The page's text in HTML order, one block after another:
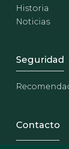
Historia
Noticias
Seguridad
Contacto